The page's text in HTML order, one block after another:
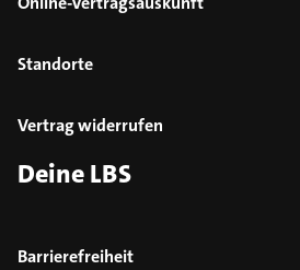
Standorte
Vertrag widerrufen
Deine LBS
Barrierefreiheit